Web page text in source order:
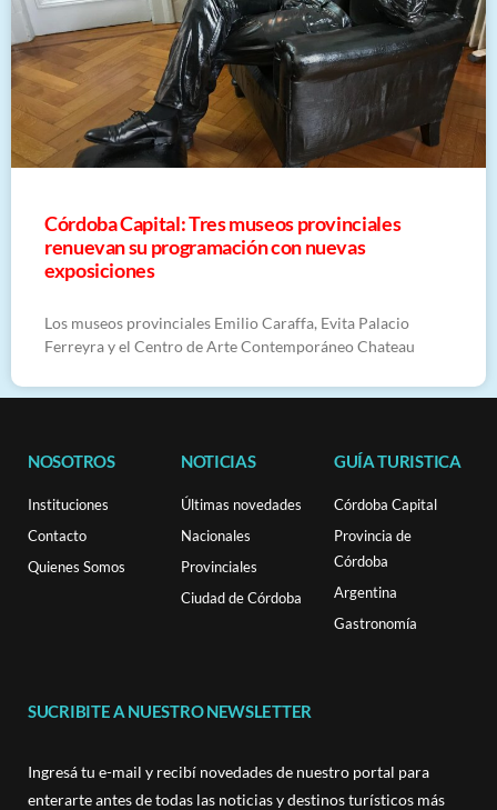
Córdoba Capital: Tres museos provinciales
renuevan su programación con nuevas
exposiciones
Los museos provinciales Emilio Caraffa, Evita Palacio
Ferreyra y el Centro de Arte Contemporáneo Chateau
NOSOTROS
Instituciones
Contacto
Quienes Somos
NOTICIAS
Últimas novedades
Nacionales
Provinciales
Ciudad de Córdoba
GUÍA TURISTICA
Córdoba Capital
Provincia de
Córdoba
Argentina
Gastronomía
SUCRIBITE A NUESTRO NEWSLETTER
Ingresá tu e-mail y recibí novedades de nuestro portal para
enterarte antes de todas las noticias y destinos turísticos más